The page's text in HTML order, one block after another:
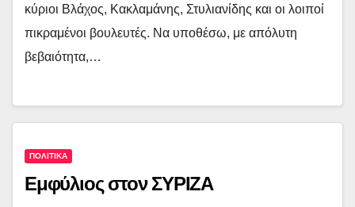
κύριοι Βλάχος, Κακλαμάνης, Στυλιανίδης και οι λοιποί
πικραμένοι βουλευτές. Να υποθέσω, με απόλυτη
βεβαιότητα,…
ΠΟΛΙΤΙΚΑ
Εμφύλιος στον ΣΥΡΙΖΑ